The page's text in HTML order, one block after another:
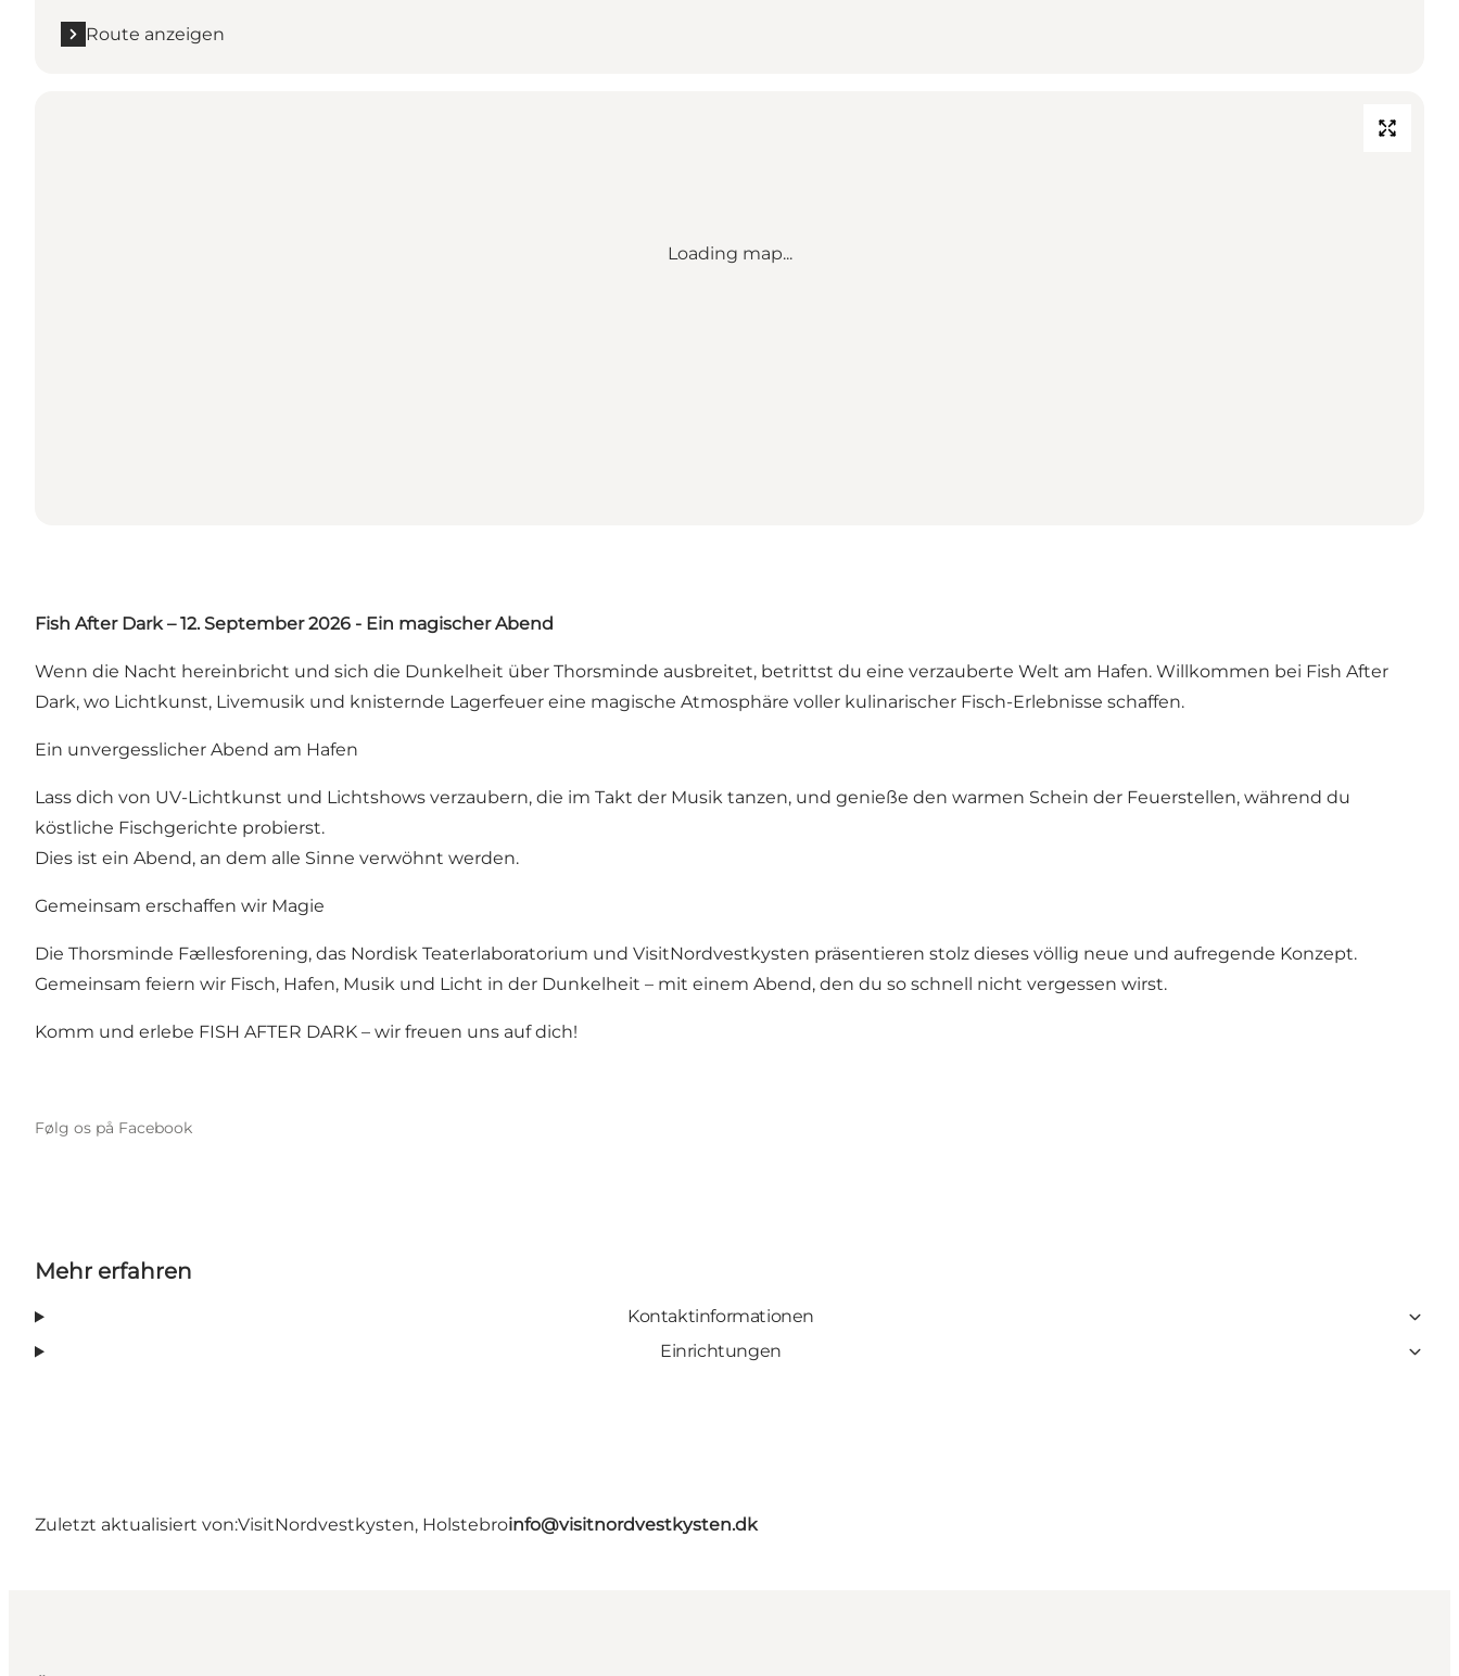
Route anzeigen
Loading map...
Fish After Dark – 12. September 2026 - Ein magischer Abend
Wenn die Nacht hereinbricht und sich die Dunkelheit über Thorsminde ausbreitet, betrittst du eine verzauberte Welt am Hafen. Willkommen bei Fish After
Dark, wo Lichtkunst, Livemusik und knisternde Lagerfeuer eine magische Atmosphäre voller kulinarischer Fisch-Erlebnisse schaffen.
Ein unvergesslicher Abend am Hafen
Lass dich von UV-Lichtkunst und Lichtshows verzaubern, die im Takt der Musik tanzen, und genieße den warmen Schein der Feuerstellen, während du
köstliche Fischgerichte probierst.
Dies ist ein Abend, an dem alle Sinne verwöhnt werden.
Gemeinsam erschaffen wir Magie
Die Thorsminde Fællesforening, das Nordisk Teaterlaboratorium und VisitNordvestkysten präsentieren stolz dieses völlig neue und aufregende Konzept.
Gemeinsam feiern wir Fisch, Hafen, Musik und Licht in der Dunkelheit – mit einem Abend, den du so schnell nicht vergessen wirst.
Komm und erlebe FISH AFTER DARK – wir freuen uns auf dich!
Følg os på Facebook
Mehr erfahren
Kontaktinformationen
Einrichtungen
Zuletzt aktualisiert von:VisitNordvestkysten, Holstebroinfo@visitnordvestkysten.dk